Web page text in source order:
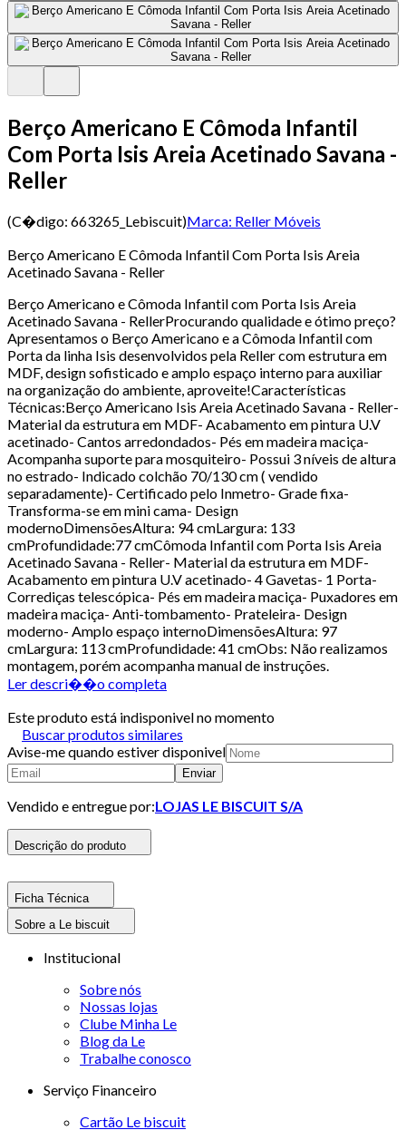
Berço Americano E Cômoda Infantil
Com Porta Isis Areia Acetinado Savana -
Reller
(C�digo: 663265_Lebiscuit)Marca: Reller Móveis
Berço Americano E Cômoda Infantil Com Porta Isis Areia
Acetinado Savana - Reller
Berço Americano e Cômoda Infantil com Porta Isis Areia
Acetinado Savana - RellerProcurando qualidade e ótimo preço?
Apresentamos o Berço Americano e a Cômoda Infantil com
Porta da linha Isis desenvolvidos pela Reller com estrutura em
MDF, design sofisticado e amplo espaço interno para auxiliar
na organização do ambiente, aproveite!Características
Técnicas:Berço Americano Isis Areia Acetinado Savana - Reller-
Material da estrutura em MDF- Acabamento em pintura U.V
acetinado- Cantos arredondados- Pés em madeira maciça-
Acompanha suporte para mosquiteiro- Possui 3 níveis de altura
no estrado- Indicado colchão 70/130 cm ( vendido
separadamente)- Certificado pelo Inmetro- Grade fixa-
Transforma-se em mini cama- Design
modernoDimensõesAltura: 94 cmLargura: 133
cmProfundidade:77 cmCômoda Infantil com Porta Isis Areia
Acetinado Savana - Reller- Material da estrutura em MDF-
Acabamento em pintura U.V acetinado- 4 Gavetas- 1 Porta-
Corrediças telescópica- Pés em madeira maciça- Puxadores em
madeira maciça- Anti-tombamento- Prateleira- Design
moderno- Amplo espaço internoDimensõesAltura: 97
cmLargura: 113 cmProfundidade: 41 cmObs: Não realizamos
montagem, porém acompanha manual de instruções.
Ler descri��o completa
Este produto está indisponivel no momento
Buscar produtos similares
Avise-me quando estiver disponivel
Enviar
Vendido e entregue por:LOJAS LE BISCUIT S/A
Descrição do produto
Ficha Técnica
Sobre a Le biscuit
Institucional
Sobre nós
Nossas lojas
Clube Minha Le
Blog da Le
Trabalhe conosco
Serviço Financeiro
Cartão Le biscuit